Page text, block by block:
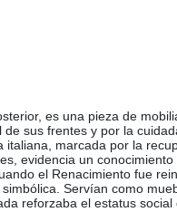
es una pieza de
sus frentes y por la
marcada por la
evidencia un
el Renacimiento fue
Servían como
reforzaba el estatus social